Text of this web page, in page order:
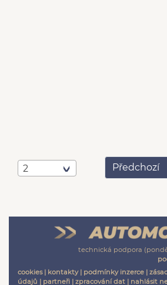
2 Předchozí
technická podpora
cookies| kontakty| podmínky inzerce |
údajů | partneři | zpracování dat | nahlásit